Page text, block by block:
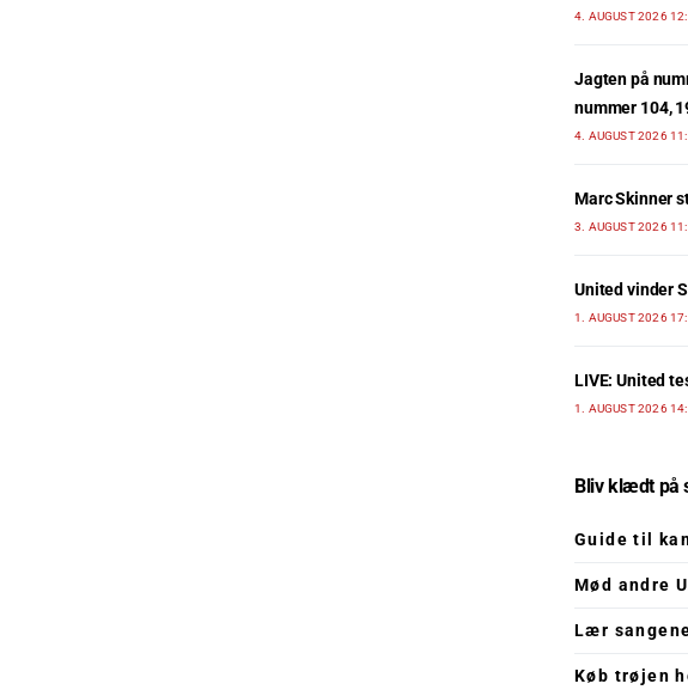
4. AUGUST 2026
Jagten på
nummer 104,
4. AUGUST 2026
Marc Skinner
3. AUGUST 2026
United vinder
1. AUGUST 2026
LIVE: United
1. AUGUST 2026
Bliv klædt på
Guide til
Mød andre
Lær
Køb trøjen